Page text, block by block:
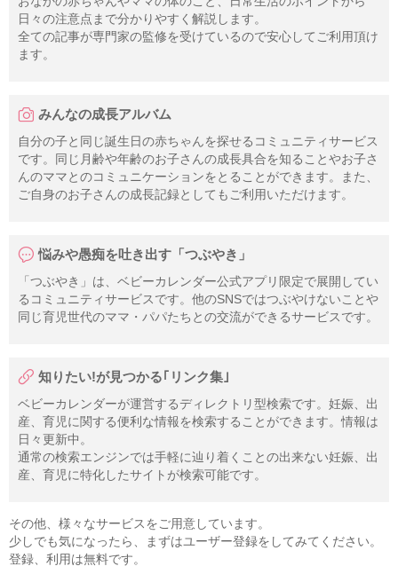
日々の注意点まで分かりやすく解説します。
全ての記事が専門家の監修を受けているので安心してご利用頂け
ます。
みんなの成長アルバム
自分の子と同じ誕生日の赤ちゃんを探せるコミュニティサービス
です。同じ月齢や年齢のお子さんの成長具合を知ることやお子さ
んのママとのコミュニケーションをとることができます。また、
ご自身のお子さんの成長記録としてもご利用いただけます。
悩みや愚痴を吐き出す「つぶやき」
「つぶやき」は、ベビーカレンダー公式アプリ限定で展開してい
るコミュニティサービスです。他のSNSではつぶやけないことや
同じ育児世代のママ・パパたちとの交流ができるサービスです。
知りたい!が見つかる｢リンク集｣
ベビーカレンダーが運営するディレクトリ型検索です。妊娠、出
産、育児に関する便利な情報を検索することができます。情報は
日々更新中。
通常の検索エンジンでは手軽に辿り着くことの出来ない妊娠、出
産、育児に特化したサイトが検索可能です。
その他、様々なサービスをご用意しています。
少しでも気になったら、まずはユーザー登録をしてみてください。
登録、利用は無料です。